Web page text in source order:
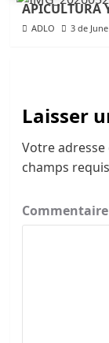
APICULTURA
ADLO 3 de
Laisser
Votre adresse
champs
Commentaire